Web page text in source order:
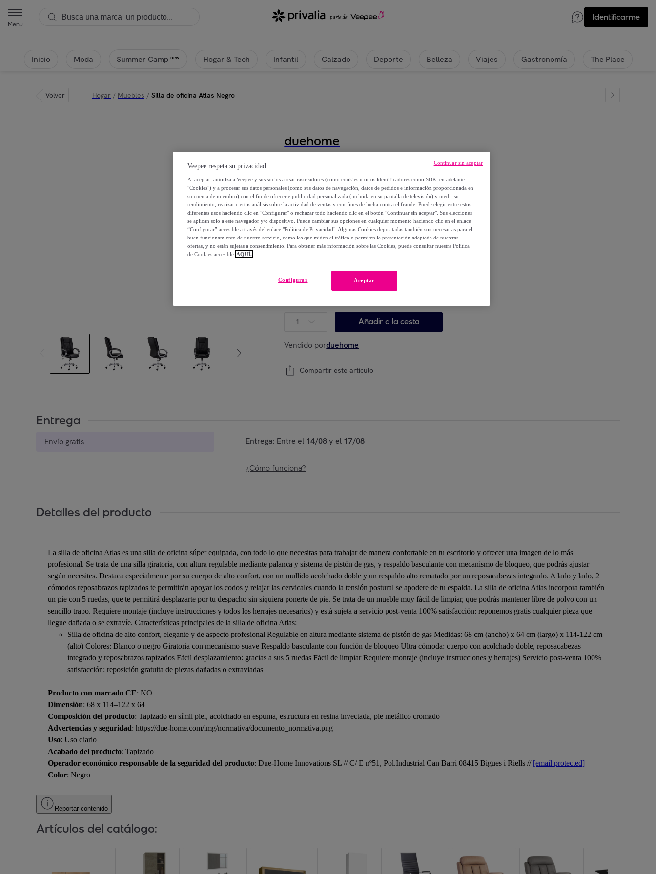
Menu
Identificarme
Inicio Moda Summer Camp new Hogar & Tech Infantil Calzado Deporte Belleza Viajes Gastronomía The Place
Volver Hogar / Muebles / Silla de oficina Atlas Negro
duehome
177,34 €
532,04 €
-66 %
Posible recogida de tu antiguo producto,ver condiciones
1 Añadir a la cesta
Vendido porduehome
Compartir este artículo
Entrega
Envío gratis Entrega: Entre el 14/08y el 17/08
¿Cómo funciona?
Detalles del producto
La silla de oficina Atlas es una silla de oficina súper equipada, con todo lo que necesitas para trabajar de manera confortable en tu escritorio y ofrecer una imagen de lo más
profesional. Se trata de una silla giratoria, con altura regulable mediante palanca y sistema de pistón de gas, y respaldo basculante con mecanismo de bloqueo, que podrás ajustar
según necesites. Destaca especialmente por su cuerpo de alto confort, con un mullido acolchado doble y un respaldo alto rematado por un reposacabezas integrado. A lado y lado, 2
cómodos reposabrazos tapizados te permitirán apoyar los codos y relajar las cervicales cuando la tensión postural se apodere de tu espalda. La silla de oficina Atlas incorpora también
un pie con 5 ruedas, que te permitirá desplazarte por tu despacho sin siquiera ponerte de pie. Se trata de un mueble muy fácil de limpiar, que podrás mantener libre de polvo con un
sencillo trapo. Requiere montaje (incluye instrucciones y todos los herrajes necesarios) y está sujeta a servicio post-venta 100% satisfacción: reponemos gratis cualquier pieza que
llegue dañada o se extravíe. Características principales de la silla de oficina Atlas:
Silla de oficina de alto confort, elegante y de aspecto profesional Regulable en altura mediante sistema de pistón de gas Medidas: 68 cm (ancho) x 64 cm (largo) x 114-122 cm
(alto) Colores: Blanco o negro Giratoria con mecanismo suave Respaldo basculante con función de bloqueo Ultra cómoda: cuerpo con acolchado doble, reposacabezas
integrado y reposabrazos tapizados Fácil desplazamiento: gracias a sus 5 ruedas Fácil de limpiar Requiere montaje (incluye instrucciones y herrajes) Servicio post-venta 100%
satisfacción: reposición gratuita de piezas dañadas o extraviadas
Producto con marcado CE: NO
Dimensión: 68 x 114–122 x 64
Composición del producto: Tapizado en símil piel, acolchado en espuma, estructura en resina inyectada, pie metálico cromado
Advertencias y seguridad: https://due-home.com/img/normativa/documento_normativa.png
Uso: Uso diario
Acabado del producto: Tapizado
Operador económico responsable de la seguridad del producto: Due-Home Innovations SL // C/ E nº51, Pol.Industrial Can Barri 08415 Bigues i Riells // [email protected]
Color: Negro
Reportar contenido
Artículos del catálogo:
Veepee respeta su privacidad
Al aceptar, autoriza a Veepee y sus socios a usar rastreadores (como cookies u otros identificadores como SDK, en adelante
"Cookies") y a procesar sus datos personales (como sus datos de navegación, datos de pedidos e información proporcionada en
su cuenta de miembro) con el fin de ofrecerle publicidad personalizada (incluida en su pantalla de televisión) y medir su
rendimiento, realizar ciertos análisis sobre la actividad de ventas y con fines de lucha contra el fraude. Puede elegir entre estos
diferentes usos haciendo clic en "Configurar" o rechazar todo haciendo clic en el botón "Continuar sin aceptar". Sus elecciones
se aplican solo a este navegador y/o dispositivo. Puede cambiar sus opciones en cualquier momento haciendo clic en el enlace
“Configurar” accesible a través del enlace "Política de Privacidad". Algunas Cookies depositadas también son necesarias para el
buen funcionamiento de nuestro servicio, como las que miden el tráfico o permiten la presentación adaptada de nuestras
ofertas, y no están sujetas a consentimiento. Para obtener más información sobre las Cookies, puede consultar nuestra Política
de Cookies accesible AQUÍ.
Aceptar
Configurar
Continuar sin aceptar